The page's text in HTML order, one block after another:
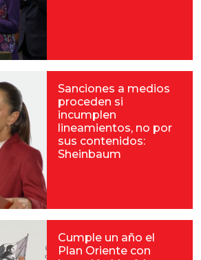
Sanciones a medios
proceden si
incumplen
lineamientos, no por
sus contenidos:
Sheinbaum
Cumple un año el
Plan Oriente con